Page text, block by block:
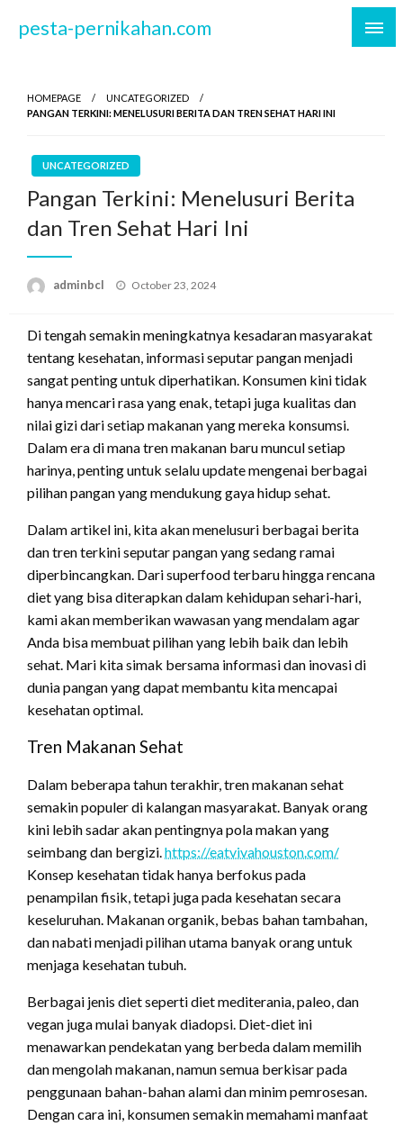
pesta-pernikahan.com
HOMEPAGE
UNCATEGORIZED
PANGAN TERKINI: MENELUSURI BERITA DAN TREN SEHAT HARI INI
UNCATEGORIZED
Pangan Terkini: Menelusuri Berita
dan Tren Sehat Hari Ini
adminbcl
Posted
October 23, 2024
Di tengah semakin meningkatnya kesadaran masyarakat
tentang kesehatan, informasi seputar pangan menjadi
sangat penting untuk diperhatikan. Konsumen kini tidak
hanya mencari rasa yang enak, tetapi juga kualitas dan
nilai gizi dari setiap makanan yang mereka konsumsi.
Dalam era di mana tren makanan baru muncul setiap
harinya, penting untuk selalu update mengenai berbagai
pilihan pangan yang mendukung gaya hidup sehat.
Dalam artikel ini, kita akan menelusuri berbagai berita
dan tren terkini seputar pangan yang sedang ramai
diperbincangkan. Dari superfood terbaru hingga rencana
diet yang bisa diterapkan dalam kehidupan sehari-hari,
kami akan memberikan wawasan yang mendalam agar
Anda bisa membuat pilihan yang lebih baik dan lebih
sehat. Mari kita simak bersama informasi dan inovasi di
dunia pangan yang dapat membantu kita mencapai
kesehatan optimal.
Tren Makanan Sehat
Dalam beberapa tahun terakhir, tren makanan sehat
semakin populer di kalangan masyarakat. Banyak orang
kini lebih sadar akan pentingnya pola makan yang
seimbang dan bergizi. https://eatvivahouston.com/
Konsep kesehatan tidak hanya berfokus pada
penampilan fisik, tetapi juga pada kesehatan secara
keseluruhan. Makanan organik, bebas bahan tambahan,
dan nabati menjadi pilihan utama banyak orang untuk
menjaga kesehatan tubuh.
Berbagai jenis diet seperti diet mediterania, paleo, dan
vegan juga mulai banyak diadopsi. Diet-diet ini
menawarkan pendekatan yang berbeda dalam memilih
dan mengolah makanan, namun semua berkisar pada
penggunaan bahan-bahan alami dan minim pemrosesan.
Dengan cara ini, konsumen semakin memahami manfaat